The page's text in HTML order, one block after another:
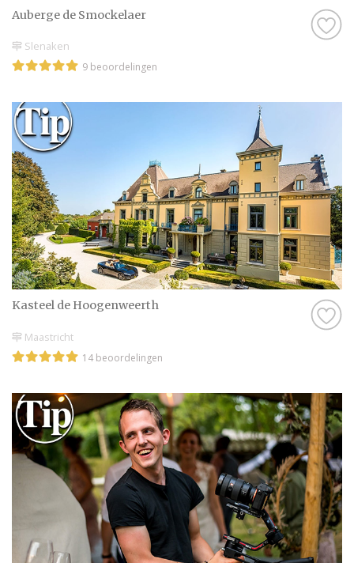
Auberge de Smockelaer
Slenaken
9 beoordelingen
Kasteel de Hoogenweerth
Maastricht
14 beoordelingen